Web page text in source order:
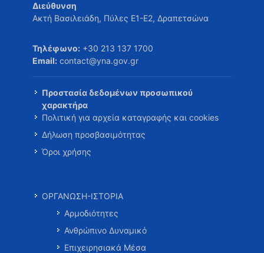
Διεύθυνση
Ακτή Βασιλειάδη, Πύλες Ε1-Ε2, Δραπετσώνα
Τηλέφωνο: +30 213 137 1700
Email: contact@yna.gov.gr
Προστασία δεδομένων προσωπικού
χαρακτήρα
Πολιτική για αρχεία καταγραφής και cookies
Δήλωση προσβασιμότητας
Όροι χρήσης
ΟΡΓΑΝΩΣΗ-ΙΣΤΟΡΙΑ
Αρμοδιότητες
Ανθρώπινο Δυναμικό
Επιχειρησιακά Μέσα